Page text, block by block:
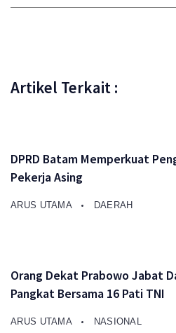
Artikel Terkait :
DPRD Batam Memperkuat
Pekerja Asing
ARUS UTAMA DAERAH
Orang Dekat Prabowo Jabat
Pangkat Bersama 16 Pati TNI
ARUS UTAMA NASIONAL